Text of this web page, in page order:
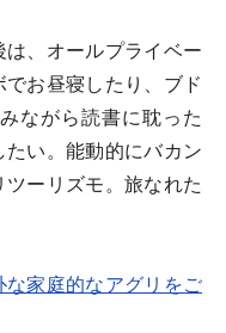
、オールプライベー
でお昼寝したり、ブド
ながら読書に耽った
い。能動的にバカン
ーリズモ。旅なれた
家庭的なアグリをご